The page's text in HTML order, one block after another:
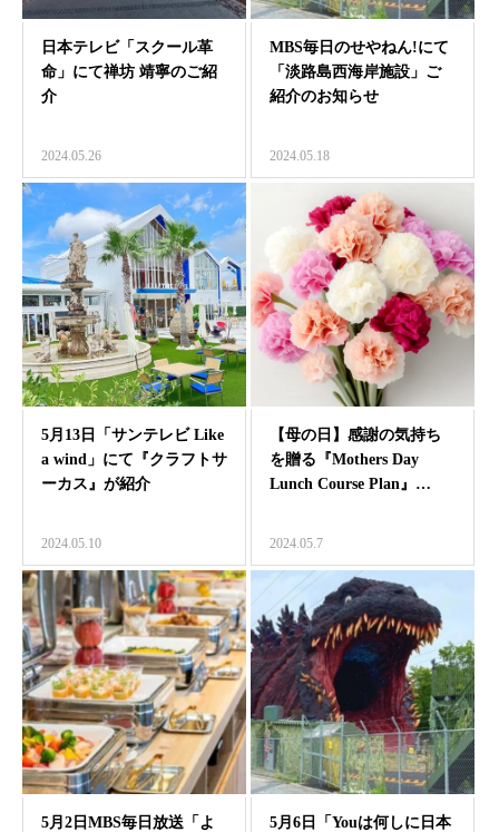
日本テレビ「スクール革
命」にて禅坊 靖寧のご紹
介
2024.05.26
MBS毎日のせやねん!にて
「淡路島西海岸施設」ご
紹介のお知らせ
2024.05.18
5月13日「サンテレビ Like
a wind」にて『クラフトサ
ーカス』が紹介
2024.05.10
【母の日】感謝の気持ち
を贈る『Mothers Day
Lunch Course Plan』…
2024.05.7
5月2日MBS毎日放送「よ
5月6日「Youは何しに日本